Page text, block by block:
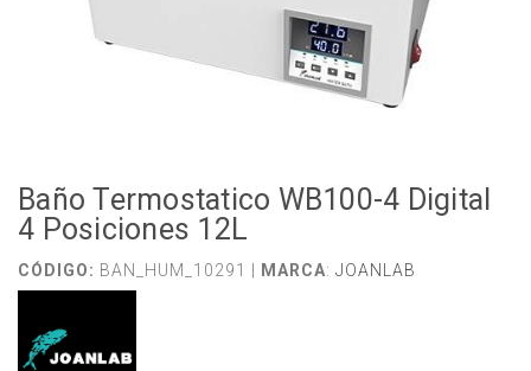
Baño Termostatico WB100-4 Digital
4 Posiciones 12L
CÓDIGO: BAN_HUM_10291 | MARCA: JOANLAB